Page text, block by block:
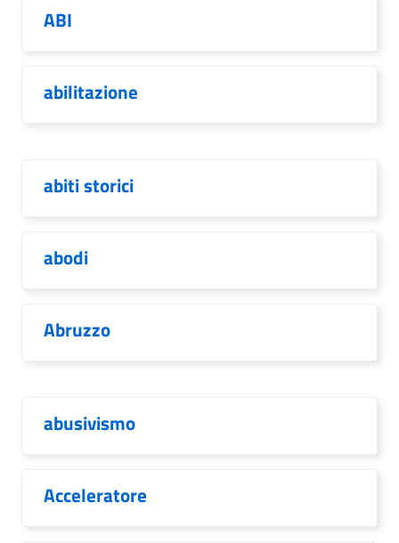
ABI
abilitazione
abiti storici
abodi
Abruzzo
abusivismo
Acceleratore